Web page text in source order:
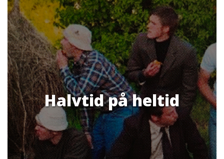
Halvtid på heltid